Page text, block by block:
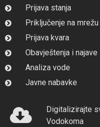
Prijava stanja
Priključenje na mrežu
Prijava kvara
Obavještenja i najave
Analiza vode
Javne nabavke
Digitalizirajte
Vodokoma